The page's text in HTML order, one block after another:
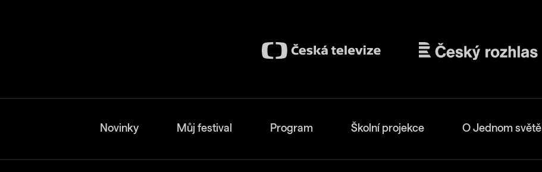
Novinky Můj festival Program Školní projekce O Jednom světě